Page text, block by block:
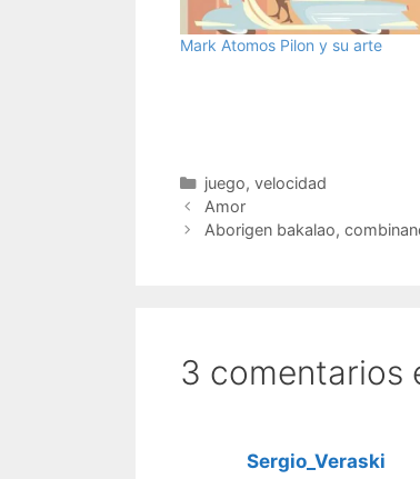
Mark Atomos Pilon y su arte
Categorías
juego, velocidad
Amor
Aborigen bakalao,
3 comentarios
Sergio_Veraski